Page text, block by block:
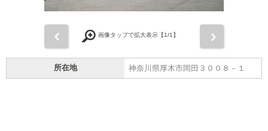
画像タップで拡大表示【1/1】
所在地 神奈川県厚木市岡田３００８－１